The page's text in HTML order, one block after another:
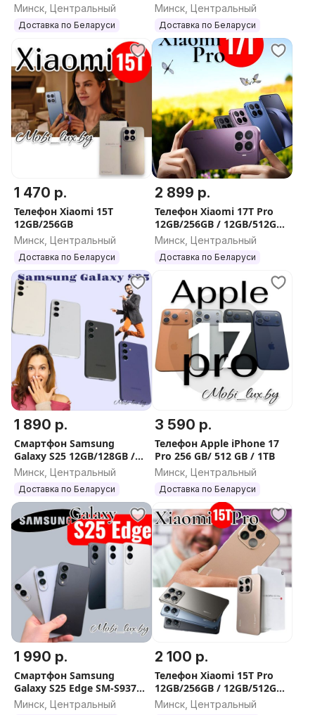
Минск, Центральный
Доставка по Беларуси
Минск, Центральный
Доставка по Беларуси
1 470 р.
Телефон Xiaomi 15T
12GB/256GB
Минск, Центральный
Доставка по Беларуси
2 899 р.
Телефон Xiaomi 17T Pro
12GB/256GB / 12GB/512GB /
12GB/1TB
Минск, Центральный
Доставка по Беларуси
1 890 р.
Смартфон Samsung
Galaxy S25 12GB/128GB /
12GB/256GB / 12GB/512GB
Минск, Центральный
Доставка по Беларуси
3 590 р.
Телефон Apple iPhone 17
Pro 256 GB/ 512 GB / 1TB
Минск, Центральный
Доставка по Беларуси
1 990 р.
Смартфон Samsung
Galaxy S25 Edge SM-S937B
12GB/512GB/12GB/256GB
Минск, Центральный
2 100 р.
Телефон Xiaomi 15T Pro
12GB/256GB / 12GB/512GB /
12GB/1TB
Минск, Центральный